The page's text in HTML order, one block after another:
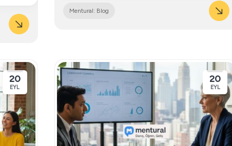
Mentural: Blog
20
EYL
20
EYL